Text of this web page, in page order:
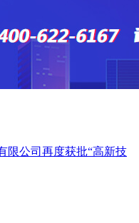
限公司再度获批“高新技